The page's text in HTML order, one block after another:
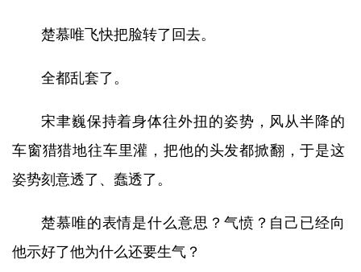
楚慕唯飞快把脸转了回去。
全都乱套了。
宋聿巍保持着身体往外扭的姿势，风从半降的
车窗猎猎地往车里灌，把他的头发都掀翻，于是这
姿势刻意透了、蠢透了。
楚慕唯的表情是什么意思？气愤？自己已经向
他示好了他为什么还要生气？